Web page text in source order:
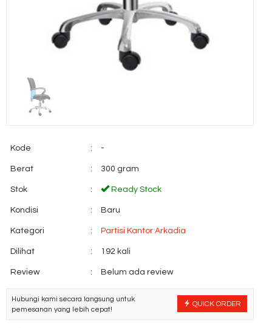
Kode : -
Berat : 300 gram
Stok : Ready Stock
Kondisi : Baru
Kategori : Partisi Kantor Arkadia
Dilihat : 192 kali
Review : Belum ada review
QUICK ORDER
Hubungi kami secara langsung untuk
pemesanan yang lebih cepat!